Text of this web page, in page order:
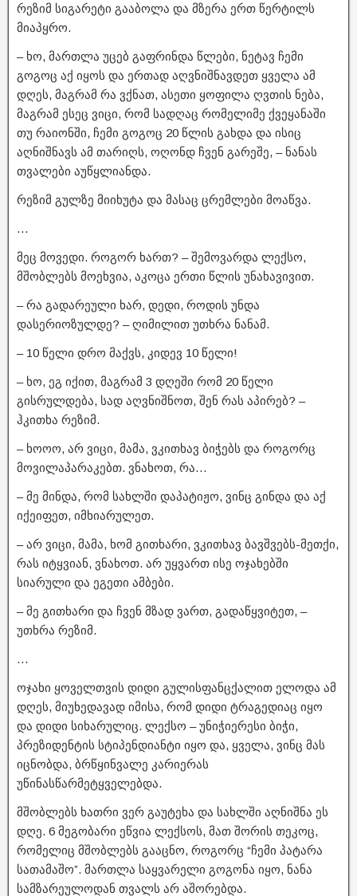
რეზიმ სიგარეტი გააბოლა და მზერა ერთ წერტილს
მიაპყრო.
– ხო, მართლა უცებ გაფრინდა წლები, ნეტავ ჩემი
გოგოც აქ იყოს და ერთად აღვნიშნავდეთ ყველა ამ
დღეს, მაგრამ რა ვქნათ, ასეთი ყოფილა ღვთის ნება,
მაგრამ ესეც ვიცი, რომ სადღაც რომელიმე ქვეყანაში
თუ რაიონში, ჩემი გოგოც 20 წლის გახდა და ისიც
აღნიშნავს ამ თარიღს, ოღონდ ჩვენ გარეშე, – ნანას
თვალები აუწყლიანდა.
რეზიმ გულზე მიიხუტა და მასაც ცრემლები მოაწვა.
…
მეც მოვედი. როგორ ხართ? – შემოვარდა ლექსო,
მშობლებს მოეხვია, აკოცა ერთი წლის უნახავივით.
– რა გადარეული ხარ, დედი, როდის უნდა
დასერიოზულდე? – ღიმილით უთხრა ნანამ.
– 10 წელი დრო მაქვს, კიდევ 10 წელი!
– ხო, ეგ იქით, მაგრამ 3 დღეში რომ 20 წელი
გისრულდება, სად აღვნიშნოთ, შენ რას აპირებ? –
ჰკითხა რეზიმ.
– ხოოო, არ ვიცი, მამა, ვკითხავ ბიჭებს და როგორც
მოვილაპარაკებთ. ვნახოთ, რა…
– მე მინდა, რომ სახლში დაპატიჟო, ვინც გინდა და აქ
იქეიფეთ, იმხიარულეთ.
– არ ვიცი, მამა, ხომ გითხარი, ვკითხავ ბავშვებს-მეთქი,
რას იტყვიან, ვნახოთ. არ უყვართ ისე ოჯახებში
სიარული და ეგეთი ამბები.
– მე გითხარი და ჩვენ მზად ვართ, გადაწყვიტეთ, –
უთხრა რეზიმ.
…
ოჯახი ყოველთვის დიდი გულისფანცქალით ელოდა ამ
დღეს, მიუხედავად იმისა, რომ დიდი ტრაგედიაც იყო
და დიდი სიხარულიც. ლექსო – უნიჭიერესი ბიჭი,
პრეზიდენტის სტიპენდიანტი იყო და, ყველა, ვინც მას
იცნობდა, ბრწყინვალე კარიერას
უწინასწარმეტყველებდა.
მშობლებს ხათრი ვერ გაუტეხა და სახლში აღნიშნა ეს
დღე. 6 მეგობარი ეწვია ლექსოს, მათ შორის თეკოც,
რომელიც მშობლებს გააცნო, როგორც “ჩემი პატარა
სათამაშო”. მართლა საყვარელი გოგონა იყო, ნანა
სამზარეულოდან თვალს არ აშორებდა.